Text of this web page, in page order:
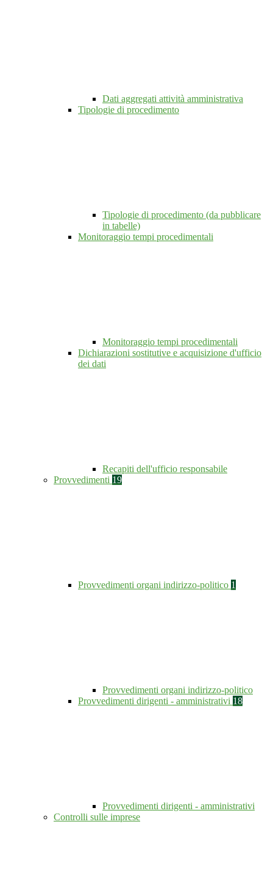
Dati aggregati attività amministrativa
Tipologie di procedimento
Tipologie di procedimento (da pubblicare
in tabelle)
Monitoraggio tempi procedimentali
Monitoraggio tempi procedimentali
Dichiarazioni sostitutive e acquisizione d'ufficio
dei dati
Recapiti dell'ufficio responsabile
Provvedimenti 19
Provvedimenti organi indirizzo-politico 1
Provvedimenti organi indirizzo-politico
Provvedimenti dirigenti - amministrativi 18
Provvedimenti dirigenti - amministrativi
Controlli sulle imprese